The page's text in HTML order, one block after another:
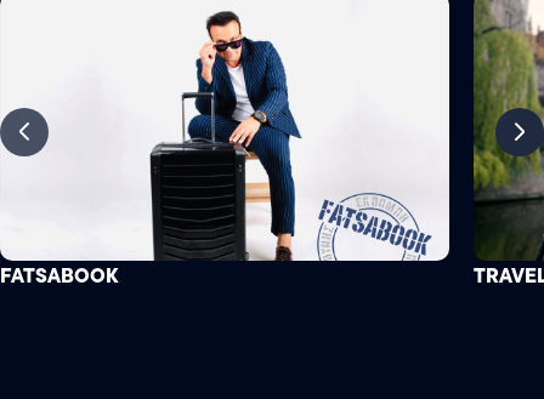
FATSABOOK